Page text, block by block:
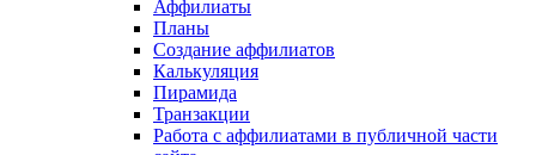
Аффилиаты
Планы
Создание аффилиатов
Калькуляция
Пирамида
Транзакции
Работа с аффилиатами в публичной части